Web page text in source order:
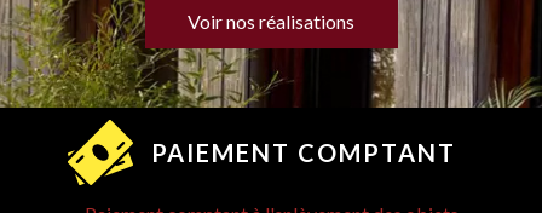
Voir nos réalisations
PAIEMENT COMPTANT